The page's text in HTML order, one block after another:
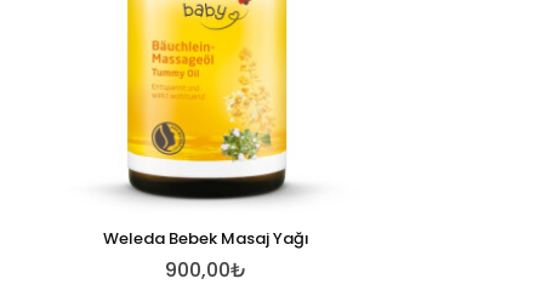
Weleda Bebek Masaj Yağı
900,00₺